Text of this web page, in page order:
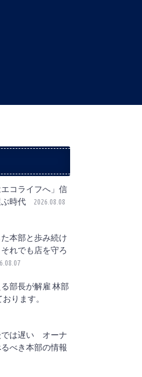
エコライフへ」信
時代
2026.08.08
本部と歩み続け
れでも店を守ろ
部長が解雇 林部
ります。
では遅い オーナ
べき本部の情報